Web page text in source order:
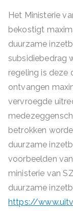
Het Ministerie
bekostigt
duurzame
subsidiebedrag
regeling is deze
ontvangen
vervroegde
betrokken
duurzame
voorbeelden
ministerie van
duurzame
https://